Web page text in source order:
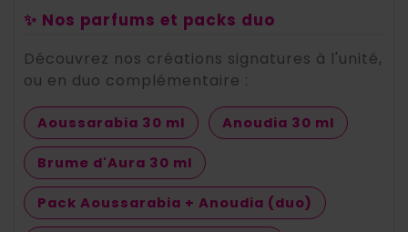
✨ Nos parfums et packs duo
Découvrez nos créations signatures à l'unité,
ou en duo complémentaire :
Aoussarabia 30 ml Anoudia 30 ml
Brume d'Aura 30 ml
Pack Aoussarabia + Anoudia (duo)